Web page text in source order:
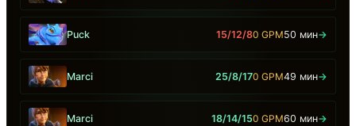
Puck 15/12/80 GPM50 мин→
Marci 25/8/170 GPM49 мин→
Marci 18/14/150 GPM60 мин→